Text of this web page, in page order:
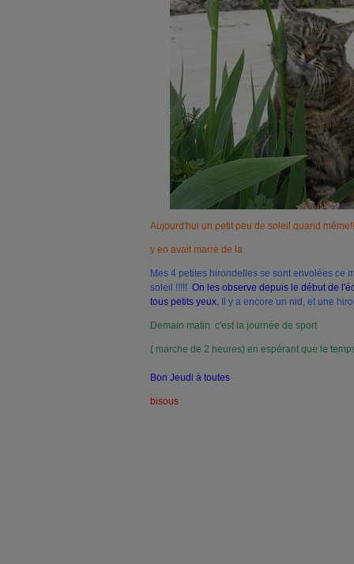
Aujourd'hui un petit peu de soleil quand
y en avait marre de la
Mes 4 petites hirondelles se sont envolées ce
soleil !!!!! On les observe depuis le début de
tous petits yeux.
Il y a encore un nid, et une
Demain matin c'est la journée de sport
( marche de 2 heures) en espérant que le
Bon Jeudi à toutes
bisous